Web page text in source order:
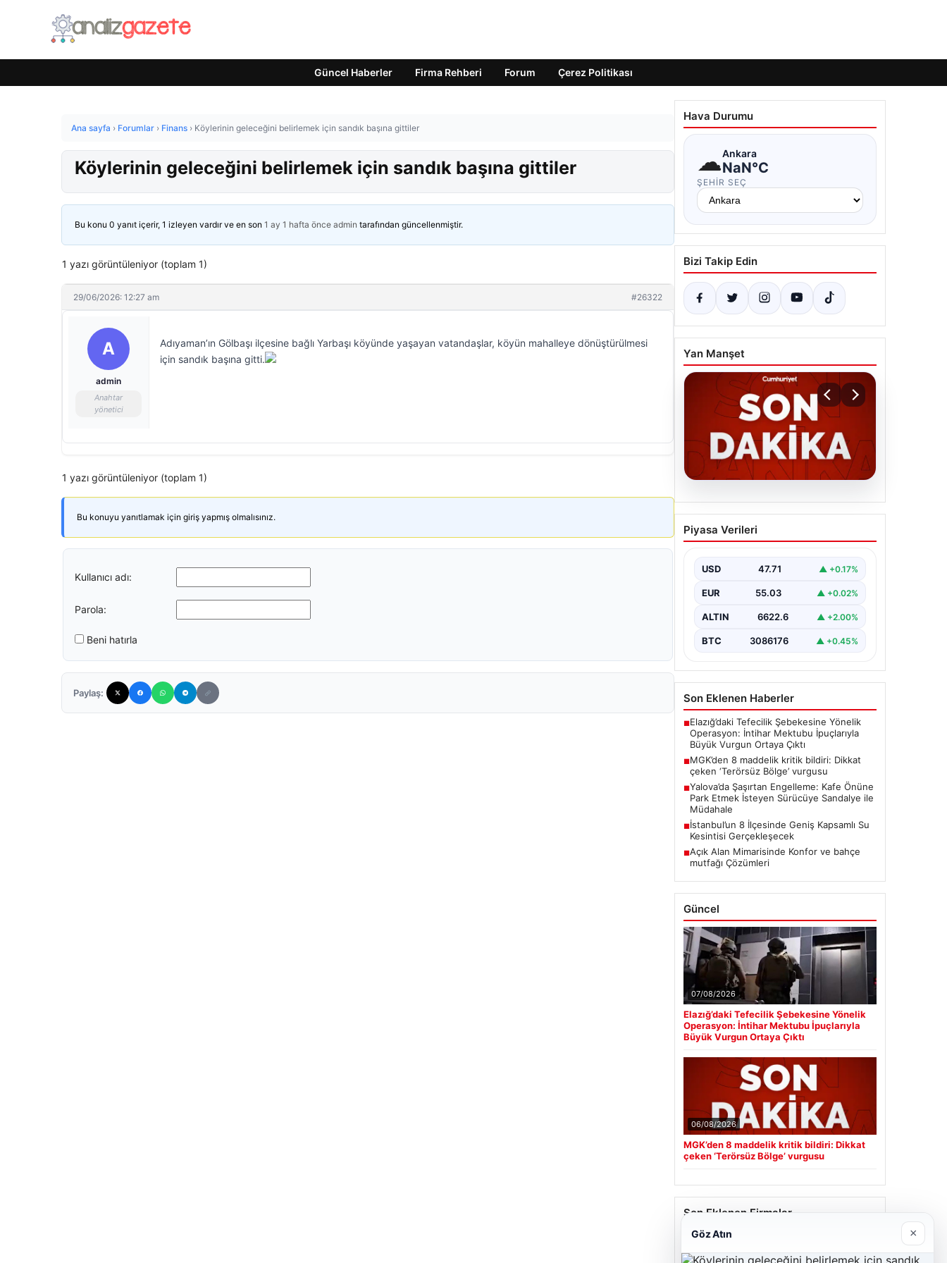
Güncel Haberler Firma Rehberi Forum Çerez Politikası
Ana sayfa › Forumlar › Finans › Köylerinin geleceğini belirlemek için sandık başına gittiler
Köylerinin geleceğini belirlemek için sandık başına gittiler
Bu konu 0 yanıt içerir, 1 izleyen vardır ve en son 1 ay 1 hafta önce admin tarafından güncellenmiştir.
1 yazı görüntüleniyor (toplam 1)
29/06/2026: 12:27 am #26322
A
admin
Anahtar
yönetici
Adıyaman’ın Gölbaşı ilçesine bağlı Yarbaşı köyünde yaşayan vatandaşlar, köyün mahalleye dönüştürülmesi
için sandık başına gitti.
1 yazı görüntüleniyor (toplam 1)
Bu konuyu yanıtlamak için giriş yapmış olmalısınız.
Kullanıcı adı:
Parola:
Beni hatırla
Paylaş:
Hava Durumu
☁Ankara
NaN°C
ŞEHIR SEÇ
Bizi Takip Edin
Yan Manşet
06.08.2026
MGK’den 8 maddelik kritik
bildiri: Dikkat çeken
Piyasa Verileri
USD 47.71 ▲ +0.17%
EUR 55.03 ▲ +0.02%
ALTIN 6622.6 ▲ +2.00%
BTC 3086176 ▲ +0.45%
Son Eklenen Haberler
■Elazığ’daki Tefecilik Şebekesine Yönelik
Operasyon: İntihar Mektubu İpuçlarıyla
Büyük Vurgun Ortaya Çıktı
■MGK’den 8 maddelik kritik bildiri: Dikkat
çeken ‘Terörsüz Bölge’ vurgusu
■Yalova’da Şaşırtan Engelleme: Kafe Önüne
Park Etmek İsteyen Sürücüye Sandalye ile
Müdahale
■İstanbul’un 8 İlçesinde Geniş Kapsamlı Su
Kesintisi Gerçekleşecek
■Açık Alan Mimarisinde Konfor ve bahçe
mutfağı Çözümleri
Güncel
07/08/2026
Elazığ’daki Tefecilik Şebekesine Yönelik
Operasyon: İntihar Mektubu İpuçlarıyla
Büyük Vurgun Ortaya Çıktı
06/08/2026
MGK’den 8 maddelik kritik bildiri: Dikkat
çeken ‘Terörsüz Bölge’ vurgusu
Son Eklenen Firmalar
Göz Atın ×